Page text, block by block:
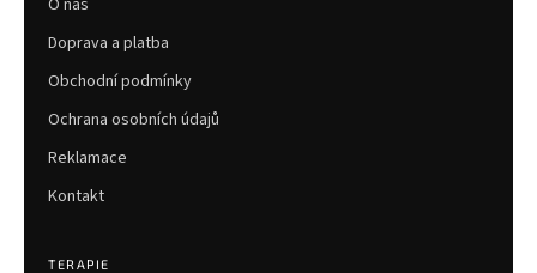
Doprava a platba
Obchodní podmínky
Ochrana osobních údajů
Reklamace
Kontakt
TERAPIE